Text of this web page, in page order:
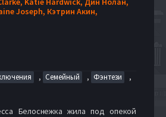
Joseph, Кэтрин Акин,
, Семейный , Фэнтези ,
Белоснежка жила под опекой